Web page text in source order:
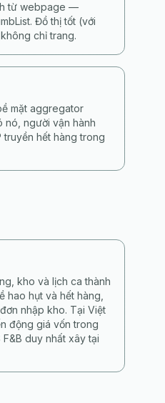
từ webpage —
Đồ thị tốt (với
chỉ trang.
mặt aggregator
nó, người vận hành
truyền hết hàng trong
kho và lịch ca thành
hụt và hết hàng,
nhập kho. Tại Việt
động giá vốn trong
duy nhất xây tại